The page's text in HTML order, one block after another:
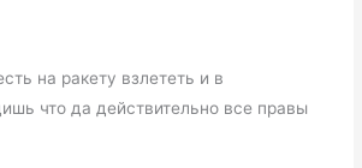
на ракету взлететь и в
что да действительно все правы